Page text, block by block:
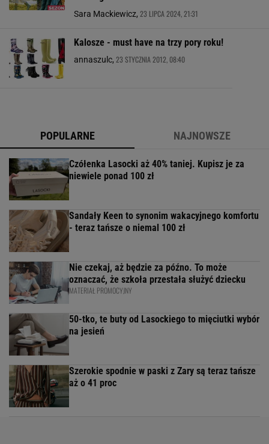
Sara Mackiewicz, 23 LIPCA 2024, 21:31
Kalosze - must have na trzy pory roku!
annaszulc, 23 STYCZNIA 2012, 08:40
POPULARNE NAJNOWSZE
Czółenka Lasocki aż 40% taniej. Kupisz je za
niewiele ponad 100 zł
Sandały Keen to synonim wakacyjnego komfortu
- teraz tańsze o niemal 100 zł
Nie czekaj, aż będzie za późno. To może
oznaczać, że szkoła przestała służyć dziecku
MATERIAŁ PROMOCYJNY
50-tko, te buty od Lasockiego to mięciutki wybór
na jesień
Szerokie spodnie w paski z Zary są teraz tańsze
aż o 41 proc